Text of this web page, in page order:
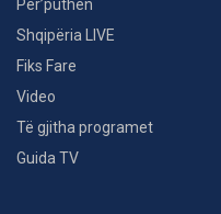
Për’puthen
Shqipëria LIVE
Fiks Fare
Video
Të gjitha programet
Guida TV